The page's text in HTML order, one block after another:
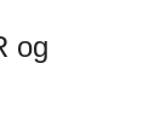
og